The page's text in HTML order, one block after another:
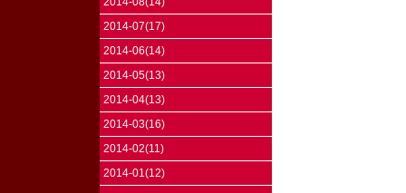
2014-07(17)
2014-06(14)
2014-05(13)
2014-04(13)
2014-03(16)
2014-02(11)
2014-01(12)